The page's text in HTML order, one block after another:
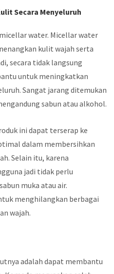
Secara Menyeluruh
water. Micellar water
kulit wajah serta
secara tidak langsung
untuk meningkatkan
Sangat jarang ditemukan
sabun atau alkohol.
ini dapat terserap ke
dalam membersihkan
Selain itu, karena
jadi tidak perlu
muka atau air.
menghilangkan berbagai
wajah.
adalah dapat membantu